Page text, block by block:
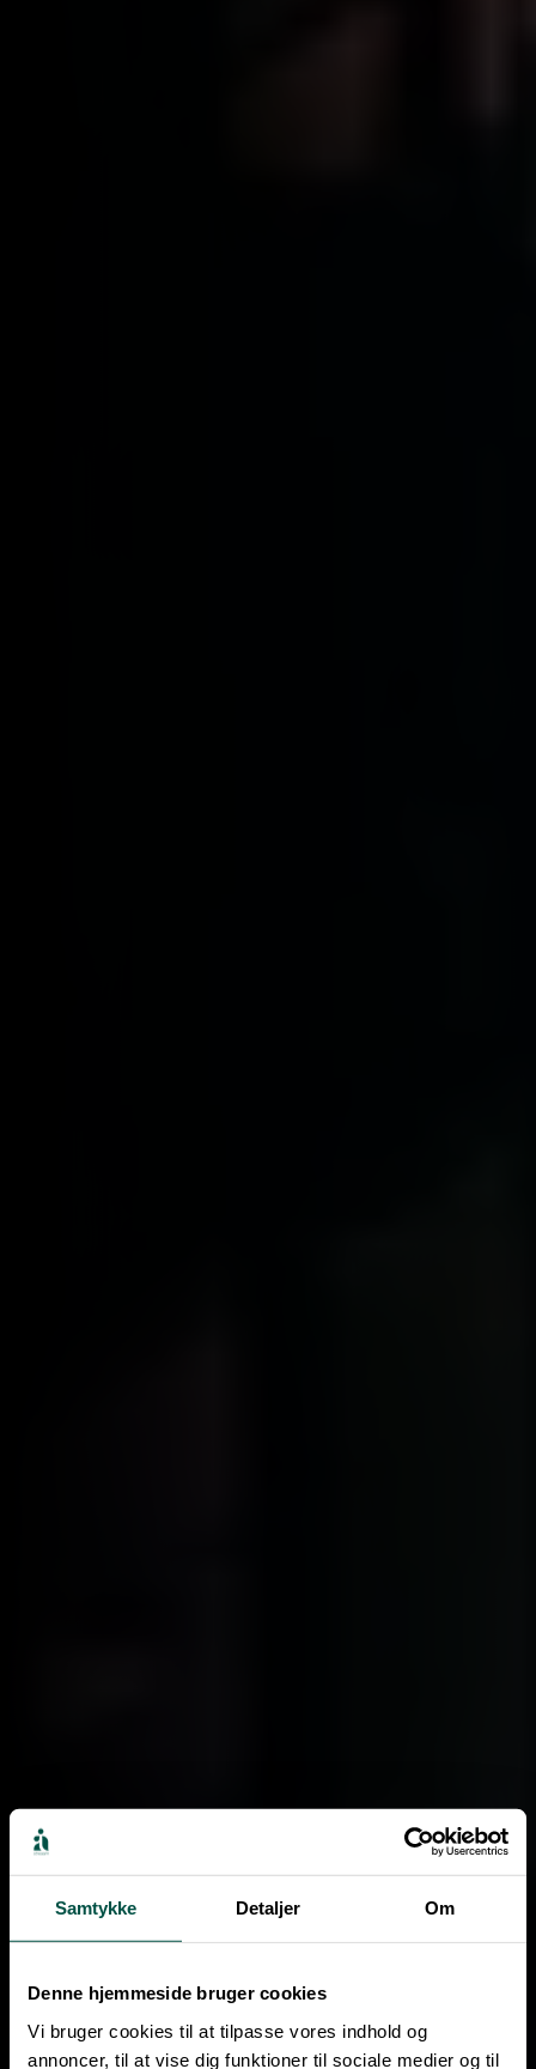
Samtykke Detaljer Om
Denne hjemmeside bruger cookies
Vi bruger cookies til at tilpasse vores indhold og
annoncer, til at vise dig funktioner til sociale medier og til